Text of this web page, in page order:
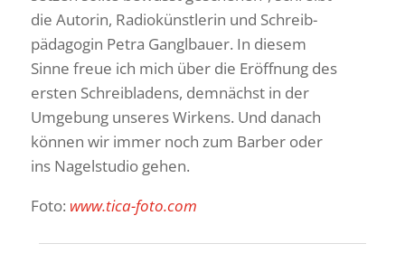
die Autorin, Radio­künst­lerin und Schreib­
päd­agogin Petra Gangl­bauer. In diesem
Sinne freue ich mich über die Eröff­nung des
ersten Schreibla­dens, demnächst in der
Umge­bung unseres Wirkens. Und danach
können wir immer noch zum Barber oder
ins Nagel­studio gehen.
Foto: www.tica-foto.com